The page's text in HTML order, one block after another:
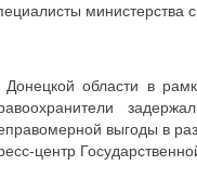
министерства
области в
выгоды в
центр